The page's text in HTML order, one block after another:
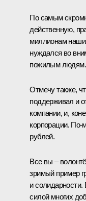
По самым
действенную,
миллионам
нуждался во
пожилым людям.
Отмечу также,
поддерживал и
компании, и,
корпорации.
рублей.
Все вы –
зримый пример
и
силой многих